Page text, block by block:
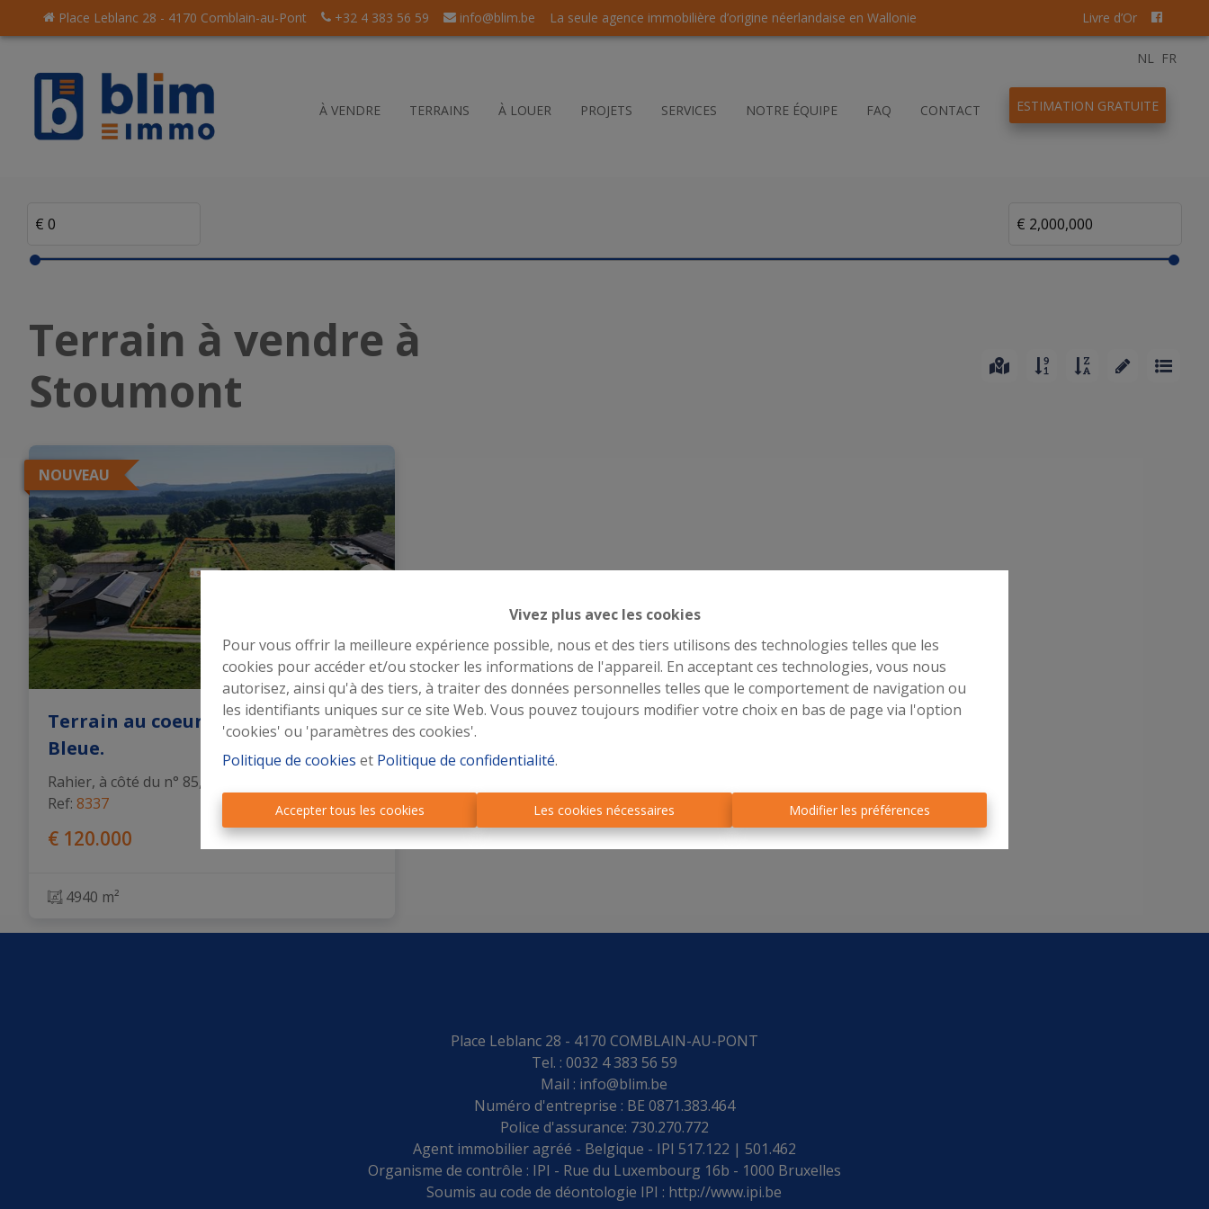
Vivez plus avec les cookies
Pour vous offrir la meilleure expérience possible, nous et des tiers utilisons des technologies telles que les
cookies pour accéder et/ou stocker les informations de l'appareil. En acceptant ces technologies, vous nous
autorisez, ainsi qu'à des tiers, à traiter des données personnelles telles que le comportement de navigation ou
les identifiants uniques sur ce site Web. Vous pouvez toujours modifier votre choix en bas de page via l'option
'cookies' ou 'paramètres des cookies'.
Politique de cookies et Politique de confidentialité.
Accepter tous les cookies Les cookies nécessaires Modifier les préférences
Place Leblanc 28 - 4170 Comblain-au-Pont +32 4 383 56 59 info@blim.be La seule agence immobilière d’origine néerlandaise en Wallonie Livre d’Or
À VENDRE TERRAINS À LOUER PROJETS SERVICES NOTRE ÉQUIPE FAQ CONTACT ESTIMATION GRATUITE
NL FR
seule
Wallonie
Livre
Terrain à vendre à
Stoumont
NOUVEAU
Terrain au coeur de l'Ardenne
Bleue.
Rahier, à côté du n° 85, 4987 Stoumont
Ref: 8337
€ 120.000
4940 m²
Place Leblanc 28 - 4170 COMBLAIN-AU-PONT
Tel. : 0032 4 383 56 59
Mail : info@blim.be
Numéro d'entreprise : BE 0871.383.464
Police d'assurance: 730.270.772
Agent immobilier agréé - Belgique - IPI 517.122 | 501.462
Organisme de contrôle : IPI - Rue du Luxembourg 16b - 1000 Bruxelles
Soumis au code de déontologie IPI : http://www.ipi.be